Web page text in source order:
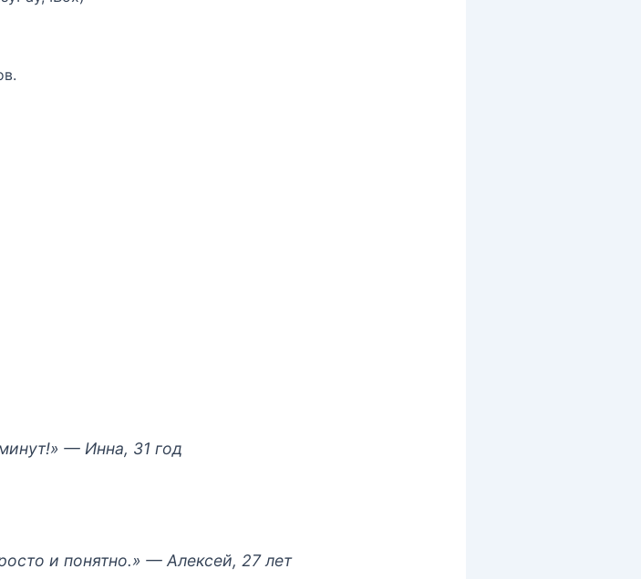
— Инна, 31 год
и понятно.» — Алексей, 27 лет